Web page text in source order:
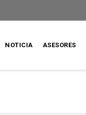
NOTICIA ASESORES